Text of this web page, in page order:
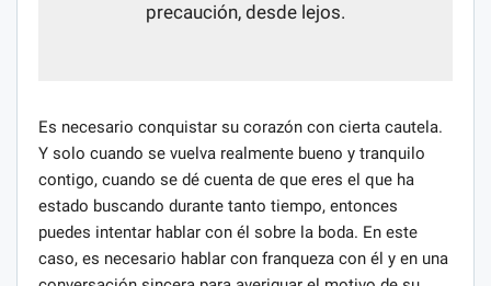
precaución, desde lejos.
Es necesario conquistar su corazón con cierta cautela.
Y solo cuando se vuelva realmente bueno y tranquilo
contigo, cuando se dé cuenta de que eres el que ha
estado buscando durante tanto tiempo, entonces
puedes intentar hablar con él sobre la boda. En este
caso, es necesario hablar con franqueza con él y en una